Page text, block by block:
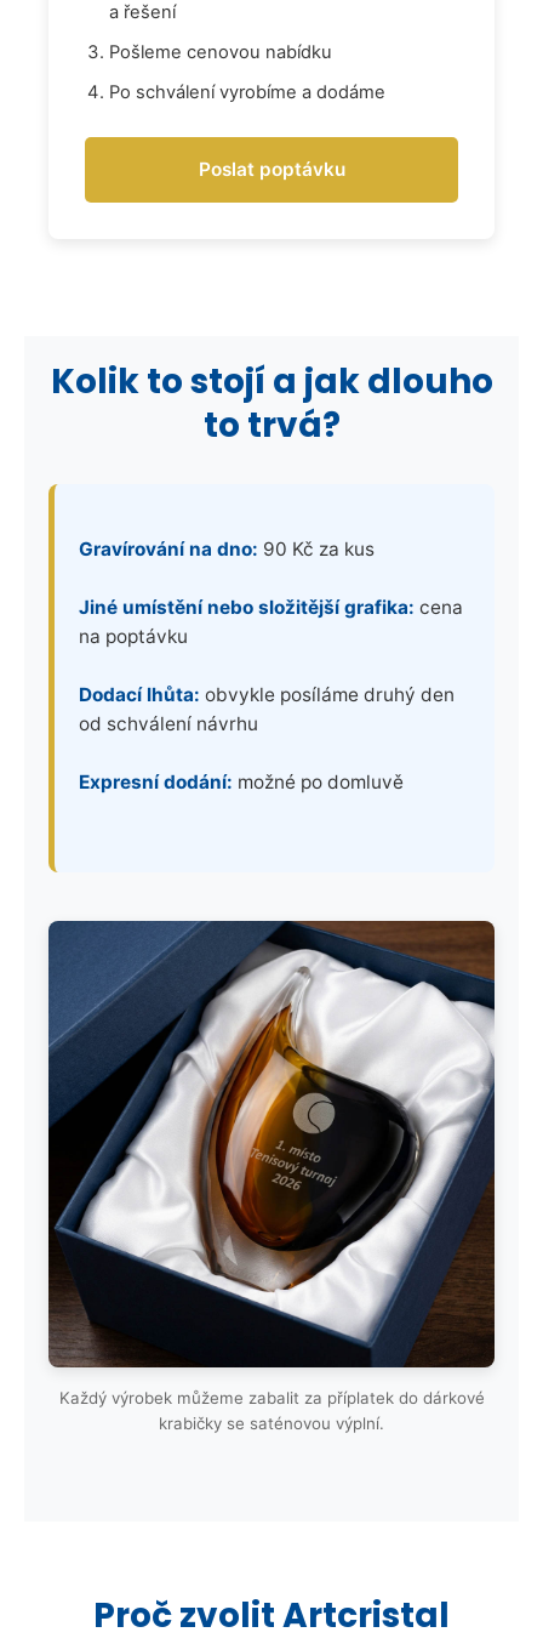
a řešení
Pošleme cenovou nabídku
Po schválení vyrobíme a dodáme
Poslat poptávku
Kolik to stojí a jak dlouho
to trvá?
Gravírování na dno: 90 Kč za kus
Jiné umístění nebo složitější grafika: cena
na poptávku
Dodací lhůta: obvykle posíláme druhý den
od schválení návrhu
Expresní dodání: možné po domluvě
Každý výrobek můžeme zabalit za příplatek do dárkové
krabičky se saténovou výplní.
Proč zvolit Artcristal